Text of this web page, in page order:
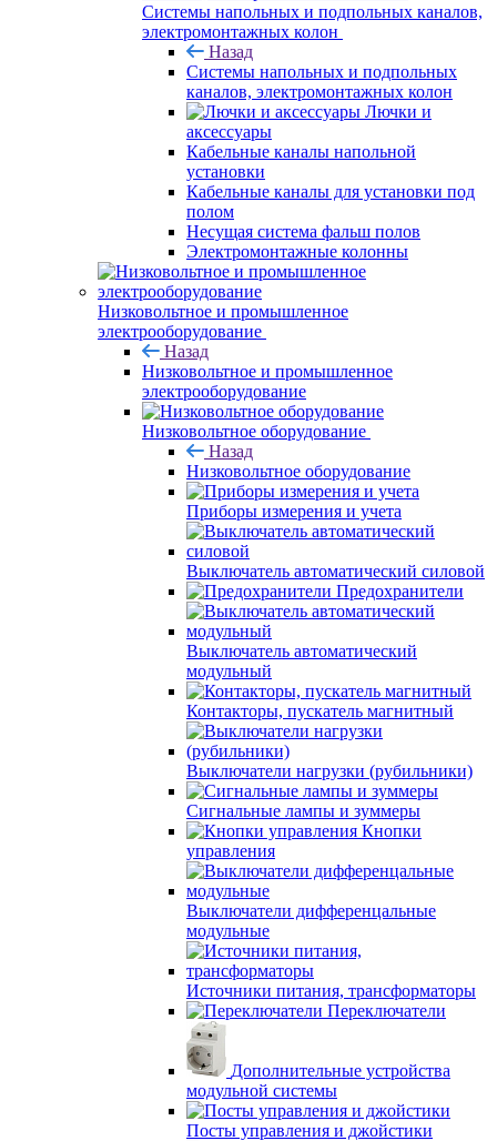
Системы напольных и подпольных каналов,
электромонтажных колон
Назад
Системы напольных и подпольных
каналов, электромонтажных колон
Лючки и
аксессуары
Кабельные каналы напольной
установки
Кабельные каналы для установки под
полом
Несущая система фальш полов
Электромонтажные колонны
Низковольтное и промышленное
электрооборудование
Назад
Низковольтное и промышленное
электрооборудование
Низковольтное оборудование
Назад
Низковольтное оборудование
Приборы измерения и учета
Выключатель автоматический силовой
Предохранители
Выключатель автоматический
модульный
Контакторы, пускатель магнитный
Выключатели нагрузки (рубильники)
Сигнальные лампы и зуммеры
Кнопки
управления
Выключатели дифференцальные
модульные
Источники питания, трансформаторы
Переключатели
Дополнительные устройства
модульной системы
Посты управления и джойстики